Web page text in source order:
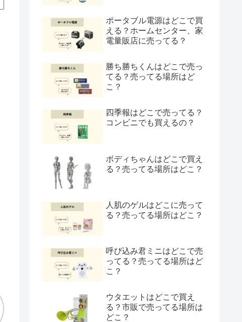
ポータブル電源はどこで買
える？ホームセンター、家
電量販店に売ってる？
勝ち勝ちくんはどこで売っ
てる？売ってる場所はど
こ？
四季報はどこで売ってる？
コンビニでも買えるの？
ボディちゃんはどこで買え
る？売ってる場所はどこ？
人肌のゲルはどこに売って
る？売ってる場所はどこ？
呼び込み君ミニはどこで売
ってる？売ってる場所はど
こ？
ウタエットはどこで買え
る？市販で売ってる場所は
どこ？